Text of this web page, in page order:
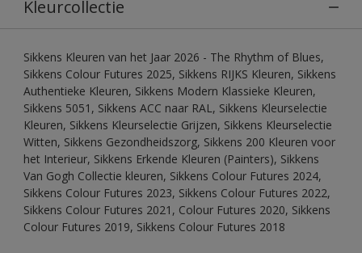
Kleurcollectie
Sikkens Kleuren van het Jaar 2026 - The Rhythm of Blues,
Sikkens Colour Futures 2025, Sikkens RIJKS Kleuren, Sikkens
Authentieke Kleuren, Sikkens Modern Klassieke Kleuren,
Sikkens 5051, Sikkens ACC naar RAL, Sikkens Kleurselectie
Kleuren, Sikkens Kleurselectie Grijzen, Sikkens Kleurselectie
Witten, Sikkens Gezondheidszorg, Sikkens 200 Kleuren voor
het Interieur, Sikkens Erkende Kleuren (Painters), Sikkens
Van Gogh Collectie kleuren, Sikkens Colour Futures 2024,
Sikkens Colour Futures 2023, Sikkens Colour Futures 2022,
Sikkens Colour Futures 2021, Colour Futures 2020, Sikkens
Colour Futures 2019, Sikkens Colour Futures 2018